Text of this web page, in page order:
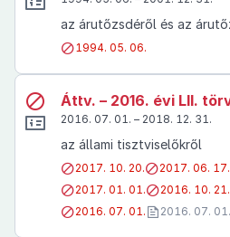
az árutőzsdéről és az
1994. 05. 06.
Áttv. – 2016. évi LII.
2016. 07. 01. – 2018. 12. 31.
az állami tisztviselőkről
2017. 10. 20. 2017. 06. 17.
2017. 01. 01.
2016. 10. 21.
2016. 07. 01.
2016. 07. 01.